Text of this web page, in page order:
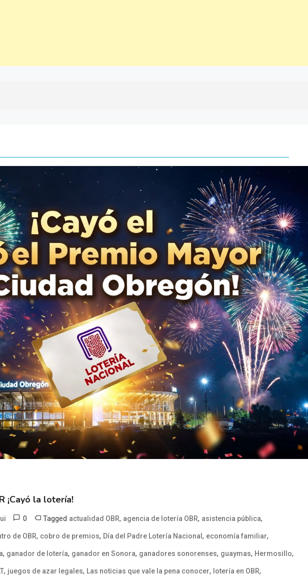
¡Cayó la lotería!
0 Tagged actualidad OBR, agencia de lotería OBR, asistencia pública,
de OBR, cobro de premios, Día del Padre Lotería Nacional , economía familiar,
, ganador de lotería, ganador en Sonora, ganadores sonorenses, guaymas, Hermosillo,
, juegos de azar legales, Las noticias que vale la pena conocer, lotería en OBR,